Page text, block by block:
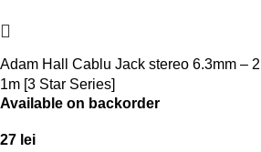
Adam Hall Cablu Jack stereo 6.3mm –
1m [3 Star Series]
Available on backorder
27 lei